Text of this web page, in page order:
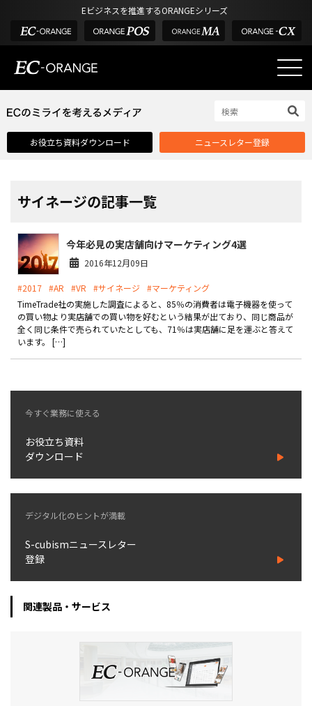
Eビジネスを推進するORANGEシリーズ
選ばれる理由
課題解決例
外部サービス連携
インフラ環境・サポート
費用
製品
通販受注対応
EC運用支援
スクラッチ開発
内製化支援
03-6432-0346
電話受付：平日 10:00~17:00
お役立ち資料ダウンロード ニュースレター登録
サイネージの記事一覧
今年必見の実店舗向けマーケティング4選
2016年12月09日
#2017 #AR #VR #サイネージ
#マーケティング
TimeTrade社の実施した調査によると、85％の消費者は電子機器を使って
の買い物より実店舗での買い物を好むという結果が出ており、同じ商品が
全く同じ条件で売られていたとしても、71％は実店舗に足を運ぶと答えて
います。 […]
今すぐ業務に使える
お役立ち資料
ダウンロード
デジタル化のヒントが満載
S-cubismニュースレター
登録
関連製品・サービス